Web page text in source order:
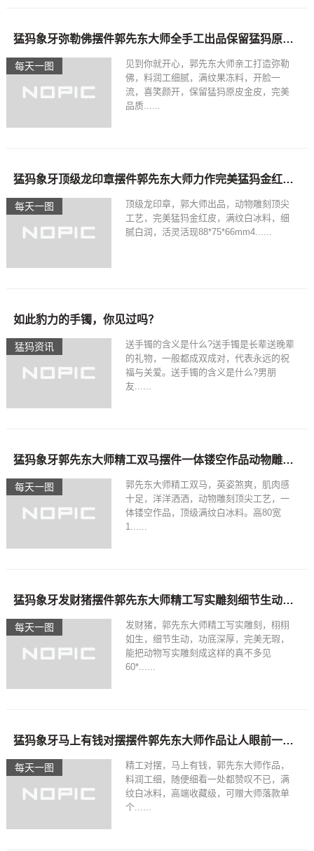
每天一图
猛犸象牙弥勒佛摆件郭先东大师全手工出品保留猛犸原皮顶级金皮
见到你就开心，郭先东大师亲工打造弥勒
佛，料润工细腻，满纹果冻料，开脸一
流，喜笑颜开，保留猛犸原皮金皮，完美
品质......
每天一图
猛犸象牙顶级龙印章摆件郭先东大师力作完美猛犸金红皮顶尖工艺
顶级龙印章，郭大师出品，动物雕刻顶尖
工艺，完美猛犸金红皮，满纹白冰料，细
腻白润，活灵活现88*75*66mm4......
猛犸资讯
如此豹力的手镯，你见过吗？
送手镯的含义是什么?送手镯是长辈送晚辈
的礼物，一般都成双成对，代表永远的祝
福与关爱。送手镯的含义是什么?男朋
友......
每天一图
猛犸象牙郭先东大师精工双马摆件一体镂空作品动物雕刻顶尖工艺
郭先东大师精工双马，英姿煞爽，肌肉感
十足，洋洋洒洒，动物雕刻顶尖工艺，一
体镂空作品，顶级满纹白冰料。高80宽
1......
每天一图
猛犸象牙发财猪摆件郭先东大师精工写实雕刻细节生动行业领先水平
发财猪，郭先东大师精工写实雕刻，栩栩
如生，细节生动，功底深厚，完美无瑕，
能把动物写实雕刻成这样的真不多见
60*......
每天一图
猛犸象牙马上有钱对摆摆件郭先东大师作品让人眼前一亮高端收藏级
精工对摆，马上有钱，郭先东大师作品，
料润工细，随便细看一处都赞叹不已，满
纹白冰料，高端收藏级，可赠大师落款单
个......